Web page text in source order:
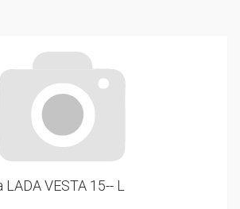
VESTA 15-- L